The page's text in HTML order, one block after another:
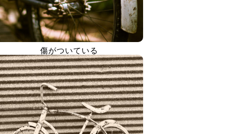
傷がついている